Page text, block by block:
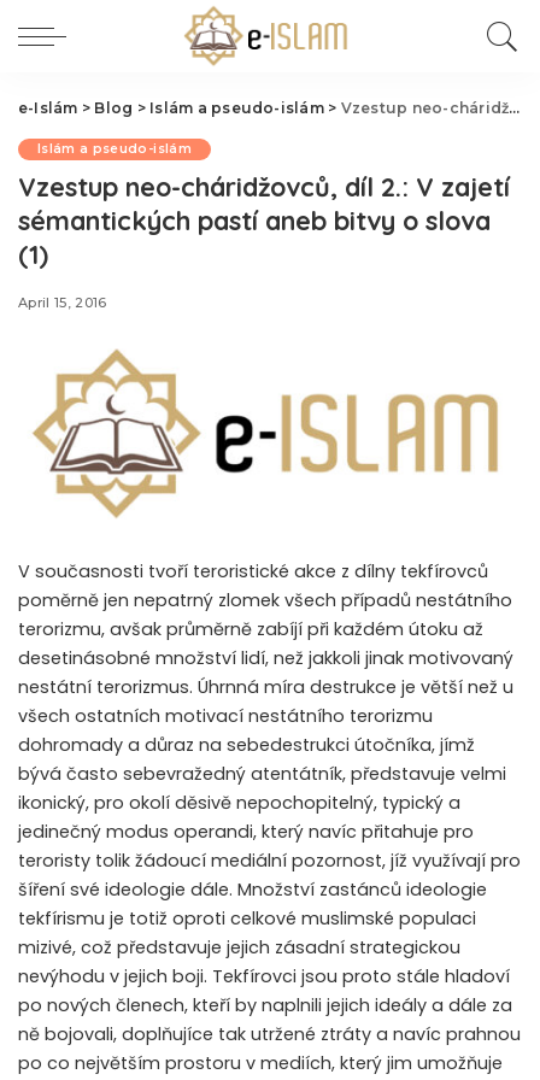
e-Islám > Blog > Islám a pseudo-islám> Vzestup neo-cháridžovců, díl 2.: V zajetí sémantických pastí aneb bitvy o slova (1)
Islám a pseudo-islám
Vzestup neo-cháridžovců, díl 2.: V zajetí
sémantických pastí aneb bitvy o slova
(1)
April 15, 2016
V současnosti tvoří teroristické akce z dílny tekfírovců
poměrně jen nepatrný zlomek všech případů nestátního
terorizmu, avšak průměrně zabíjí při každém útoku až
desetinásobné množství lidí, než jakkoli jinak motivovaný
nestátní terorizmus. Úhrnná míra destrukce je větší než u
všech ostatních motivací nestátního terorizmu
dohromady a důraz na sebedestrukci útočníka, jímž
bývá často sebevražedný atentátník, představuje velmi
ikonický, pro okolí děsivě nepochopitelný, typický a
jedinečný modus operandi, který navíc přitahuje pro
teroristy tolik žádoucí mediální pozornost, jíž využívají pro
šíření své ideologie dále. Množství zastánců ideologie
tekfírismu je totiž oproti celkové muslimské populaci
mizivé, což představuje jejich zásadní strategickou
nevýhodu v jejich boji. Tekfírovci jsou proto stále hladoví
po nových členech, kteří by naplnili jejich ideály a dále za
ně bojovali, doplňujíce tak utržené ztráty a navíc prahnou
po co největším prostoru v mediích, který jim umožňuje